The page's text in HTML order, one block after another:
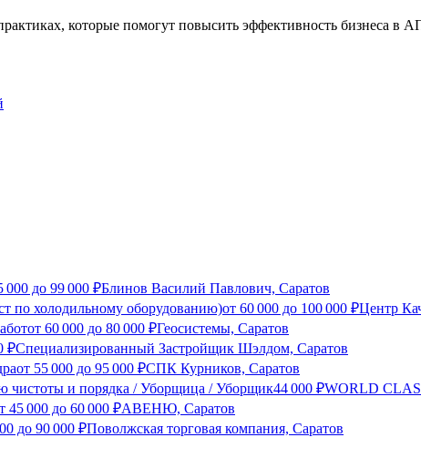
которые помогут повысить эффективность бизнеса в
000 до 99 000 ₽Блинов Василий Павлович, Саратов
по холодильному оборудованию)от 60 000 до 100 000 ₽Центр
от 60 000 до 80 000 ₽Геосистемы, Саратов
₽Специализированный Застройщик Шэлдом, Саратов
от 55 000 до 95 000 ₽СПК Курников, Саратов
чистоты и порядка / Уборщица / Уборщик44 000 ₽WORLD
45 000 до 60 000 ₽АВЕНЮ, Саратов
до 90 000 ₽Поволжская торговая компания, Саратов